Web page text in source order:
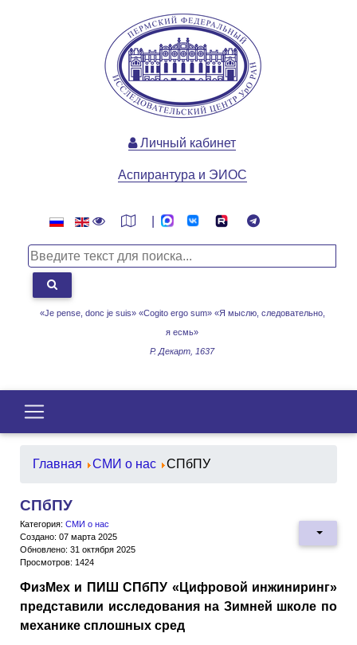
«Je pense, donc je suis» «Cogito ergo sum» «Я мыслю, следовательно,
я есмь»
Р. Декарт, 1637
Личный кабинет
Аспирантура и ЭИОС
Главная СМИ о нас СПбПУ
СПбПУ
Категория: СМИ о нас
Создано: 07 марта 2025
Обновлено: 31 октября 2025
Просмотров: 1424
ФизМех и ПИШ СПбПУ «Цифровой инжиниринг»
представили исследования на Зимней школе по
механике сплошных сред